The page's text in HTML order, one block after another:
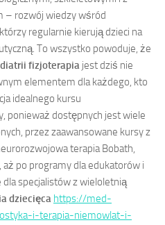
– rozwój wiedzy wśród
regularnie kierują dzieci na
To wszystko powoduje, że
fizjoterapia jest dziś nie
elementem dla każdego, kto
idealnego kursu
ponieważ dostępnych jest wiele
przez zaawansowane kursy z
terapia Bobath,
aż po programy dla edukatorów i
specjalistów z wieloletnią
dziecięca https://med-
i-terapia-niemowlat-i-